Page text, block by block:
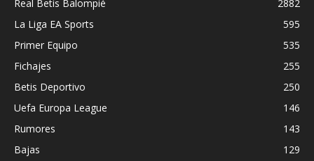
Real Betis Balompié
2882
La Liga EA Sports
595
Primer Equipo
535
Fichajes
255
Betis Deportivo
250
Uefa Europa League
146
Rumores
143
Bajas
129